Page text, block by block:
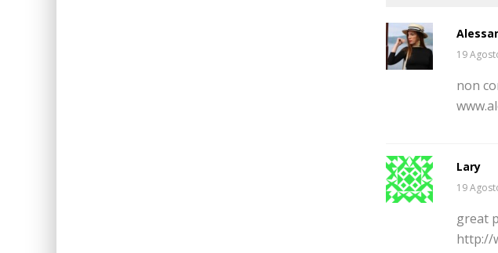
19
non
Lary
19
great
http://